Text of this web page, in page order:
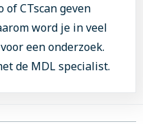
of CTscan geven
word je in veel
een onderzoek.
de MDL specialist.